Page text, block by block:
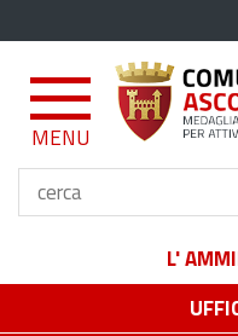
MENU
L'